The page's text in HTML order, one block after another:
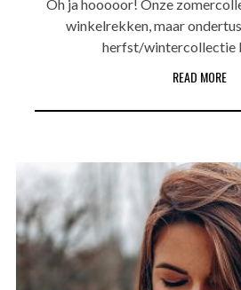
Oh ja hooooor! Onze
winkelrekken, maar
herfst/wintercollectie
READ MORE